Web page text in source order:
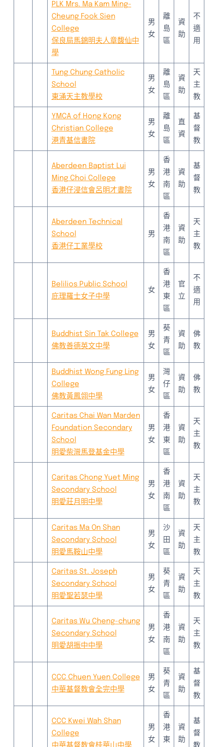
PLK Mrs. Ma Kam Ming-
Cheung Fook Sien
College
保良局馬錦明夫人章馥仙中
學
男
女
離
島
區
資
助
不
適
用
Tung Chung Catholic
School
東涌天主教學校
男
女
離
島
區
資
助
天
主
教
YMCA of Hong Kong
Christian College
港青基信書院
男
女
離
島
區
直
資
基
督
教
Aberdeen Baptist Lui
Ming Choi College
香港仔浸信會呂明才書院
男
女
香
港
南
區
資
助
基
督
教
Aberdeen Technical
School
香港仔工業學校
男
香
港
南
區
資
助
天
主
教
Belilios Public School
庇理羅士女子中學
女
香
港
東
區
官
立
不
適
用
Buddhist Sin Tak College
佛教善德英文中學
男
女
葵
青
區
資
助
佛
教
Buddhist Wong Fung Ling
College
佛教黃鳳翎中學
男
女
灣
仔
區
資
助
佛
教
Caritas Chai Wan Marden
Foundation Secondary
School
明愛柴灣馬登基金中學
男
女
香
港
東
區
資
助
天
主
教
Caritas Chong Yuet Ming
Secondary School
明愛莊月明中學
男
女
香
港
南
區
資
助
天
主
教
Caritas Ma On Shan
Secondary School
明愛馬鞍山中學
男
女
沙
田
區
資
助
天
主
教
Caritas St. Joseph
Secondary School
明愛聖若瑟中學
男
女
葵
青
區
資
助
天
主
教
Caritas Wu Cheng-chung
Secondary School
明愛胡振中中學
男
女
香
港
南
區
資
助
天
主
教
CCC Chuen Yuen College
中華基督教會全完中學
男
女
葵
青
區
資
助
基
督
教
CCC Kwei Wah Shan
College
男
女
香
港
東
資
助
基
督